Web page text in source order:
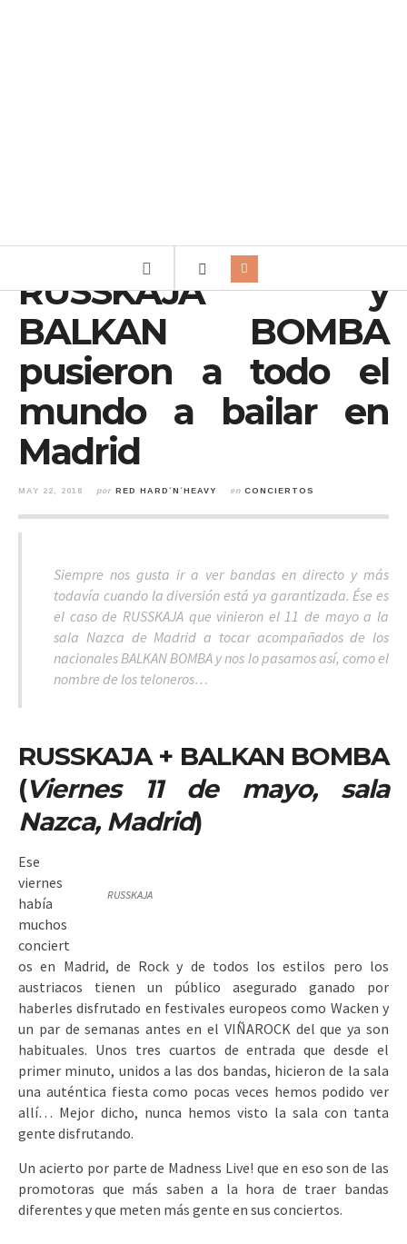
RUSSKAJA y
BALKAN BOMBA
pusieron a todo el
mundo a bailar en
Madrid
MAY 22, 2018 por RED HARD´N´HEAVY en CONCIERTOS
Siempre nos gusta ir a ver bandas en directo y más
todavía cuando la diversión está ya garantizada. Ése es
el caso de RUSSKAJA que vinieron el 11 de mayo a la
sala Nazca de Madrid a tocar acompañados de los
nacionales BALKAN BOMBA y nos lo pasamos así, como el
nombre de los teloneros…
RUSSKAJA + BALKAN BOMBA
(Viernes 11 de mayo, sala
Nazca, Madrid)
RUSSKAJA
Ese
viernes
había
muchos
conciert
os en Madrid, de Rock y de todos los estilos pero los
austriacos tienen un público asegurado ganado por
haberles disfrutado en festivales europeos como Wacken y
un par de semanas antes en el VIÑAROCK del que ya son
habituales. Unos tres cuartos de entrada que desde el
primer minuto, unidos a las dos bandas, hicieron de la sala
una auténtica fiesta como pocas veces hemos podido ver
allí… Mejor dicho, nunca hemos visto la sala con tanta
gente disfrutando.
Un acierto por parte de Madness Live! que en eso son de las
promotoras que más saben a la hora de traer bandas
diferentes y que meten más gente en sus conciertos.